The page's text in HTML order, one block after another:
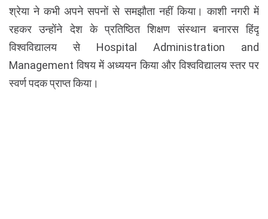
श्रेया ने कभी अपने सपनों से समझौता नहीं किया। काशी नगरी में
रहकर उन्होंने देश के प्रतिष्ठित शिक्षण संस्थान बनारस हिंदू
विश्वविद्यालय से Hospital Administration and
Management विषय में अध्ययन किया और विश्वविद्यालय स्तर पर
स्वर्ण पदक प्राप्त किया।